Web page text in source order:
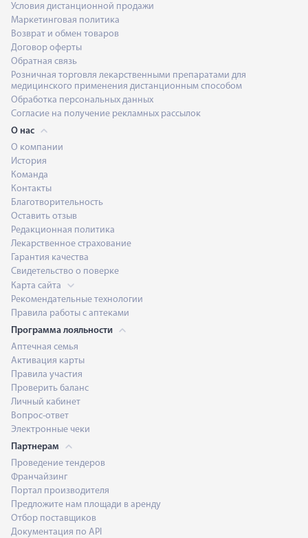
Условия дистанционной продажи
Маркетинговая политика
Возврат и обмен товаров
Договор оферты
Обратная связь
Розничная торговля лекарственными препаратами для
медицинского применения дистанционным способом
Обработка персональных данных
Согласие на получение рекламных рассылок
О нас
О компании
История
Команда
Контакты
Благотворительность
Оставить отзыв
Редакционная политика
Лекарственное страхование
Гарантия качества
Свидетельство о поверке
Карта сайта
Рекомендательные технологии
Правила работы с аптеками
Программа лояльности
Аптечная семья
Активация карты
Правила участия
Проверить баланс
Личный кабинет
Вопрос-ответ
Электронные чеки
Партнерам
Проведение тендеров
Франчайзинг
Портал производителя
Предложите нам площади в аренду
Отбор поставщиков
Документация по API